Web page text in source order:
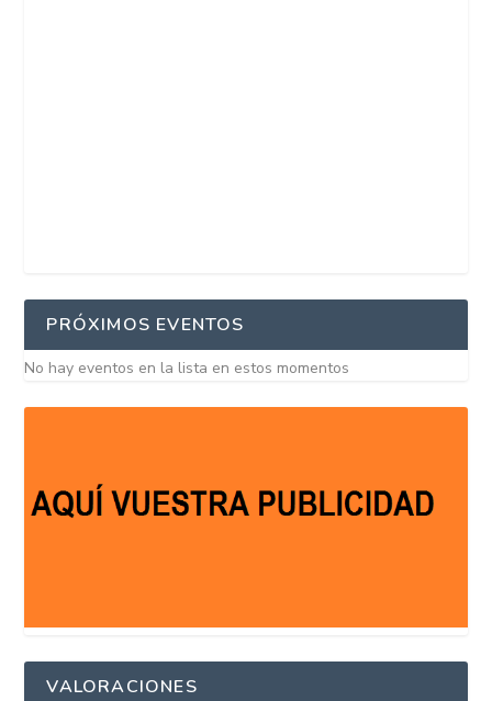
PRÓXIMOS EVENTOS
No hay eventos en la lista en estos momentos
VALORACIONES